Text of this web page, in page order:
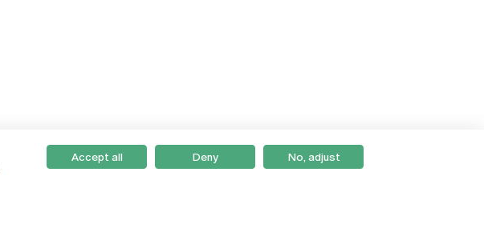
Accept all Deny No, adjust